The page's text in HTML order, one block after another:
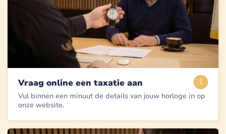
1
Vraag online een taxatie aan
Vul binnen een minuut de details van jouw horloge in op
onze website.